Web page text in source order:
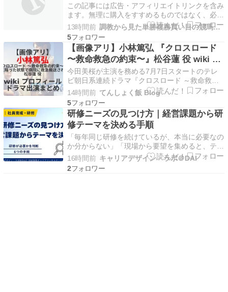
この記事には広告・アフィリエイトリンクを含み
ます。無理に購入をすすめるものではなく、必要
な方への選択肢として紹介しています。 頑張っ
てきた自分への評価を、誰かに委ねなくていい
自分への評価は、自分自身が一番よく分かってい
ます。 頑張ってきたことを、誰かに認めてもら
えるまで、報わ…
13時間前
調教から見た単勝複勝買い目の競馬予想
5
【画像アリ】小林篤弘 『クロスロード
〜救命救急の約束〜』松谷蓮 役 wiki プ
ロフィール ドラマ出演まとめ
今田美桜が主演を務める7月7日スタートのテレ
ビ朝日系連続ドラマ『クロスロード ～救命救急
の約束～』（火曜午後9時）。 本作は、1分1秒を
争う救命救急医療の最前線を舞台に繰り広げられ
る本格医療ドラマ。理想と現実の狭間で葛藤しな
がらも、命のバトンをつなぐため一歩ずつ成長し
ていく若き…
14時間前 てんしょく飯 Blog
5
研修ニーズの見つけ方｜経営課題から研
修テーマを決める手順
「毎年同じ研修を続けているが、本当に必要なの
か分からない」「現場から要望を集めると、テー
マが増えるばかりで優先順位を決められない」
「研修を実施しても、経営課題の改善につながら
ない」。中小企業の研修企画では、講師やプログ
16時間前 キャリアデザイン・ラボ＠DAI
2